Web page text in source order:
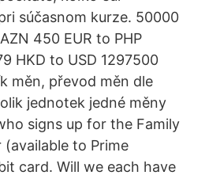
súčasnom kurze. 50000
450 EUR to PHP
HKD to USD 1297500
měn, převod měn dle
jednotek jedné měny
signs up for the Family
to Prime
card. Will we each have